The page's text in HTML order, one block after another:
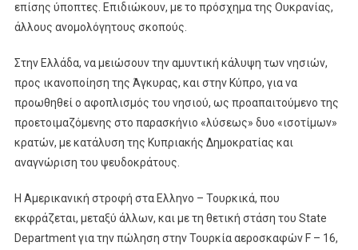
επίσης ύποπτες. Επιδιώκουν, με το πρόσχημα της Ουκρανίας,
άλλους ανομολόγητους σκοπούς.
Στην Ελλάδα, να μειώσουν την αμυντική κάλυψη των νησιών,
προς ικανοποίηση της Άγκυρας, και στην Κύπρο, για να
προωθηθεί ο αφοπλισμός του νησιού, ως προαπαιτούμενο της
προετοιμαζόμενης στο παρασκήνιο «λύσεως» δυο «ισοτίμων»
κρατών, με κατάλυση της Κυπριακής Δημοκρατίας και
αναγνώριση του ψευδοκράτους.
Η Αμερικανική στροφή στα Ελληνο – Τουρκικά, που
εκφράζεται, μεταξύ άλλων, και με τη θετική στάση του State
Department για την πώληση στην Τουρκία αεροσκαφών F – 16,